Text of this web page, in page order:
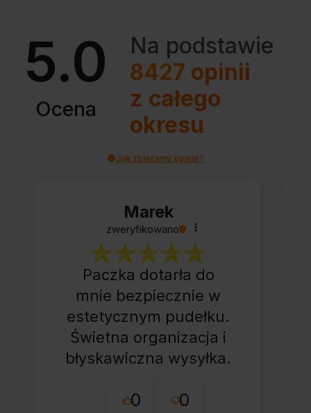
5.0
Ocena
Na podstawie
8427 opinii
z całego
okresu
Jak zbieramy opinie?
Marek
zweryfikowano
Paczka dotarła do
mnie bezpiecznie w
estetycznym pudełku.
Świetna organizacja i
błyskawiczna wysyłka.
sklepu nie pierwszy
0 0